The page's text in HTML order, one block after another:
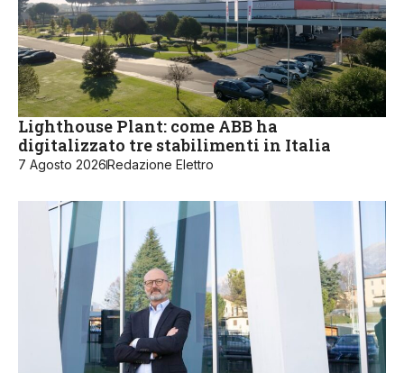
Lighthouse Plant: come ABB ha
digitalizzato tre stabilimenti in Italia
7 Agosto 2026Redazione Elettro